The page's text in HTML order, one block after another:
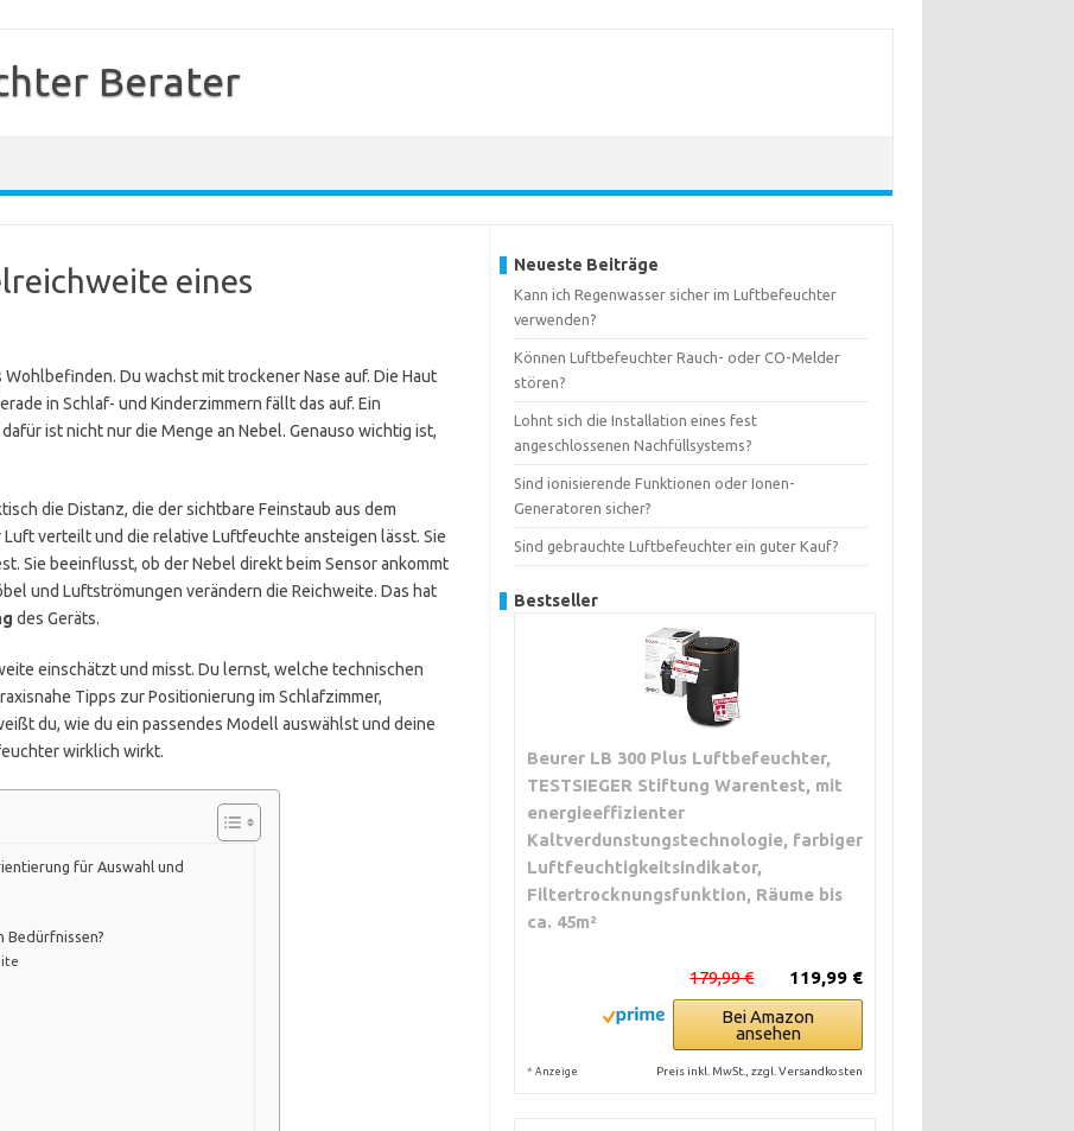
Berater
eines
Du wachst mit trockener Nase auf. Die Haut
in Schlaf- und Kinderzimmern fällt das auf. Ein
ist nicht nur die Menge an Nebel. Genauso wichtig ist,
die Distanz, die der sichtbare Feinstaub aus dem
verteilt und die relative Luftfeuchte ansteigen lässt. Sie
Sie beeinflusst, ob der Nebel direkt beim Sensor ankommt
und Luftströmungen verändern die Reichweite. Das hat
des Geräts.
einschätzt und misst. Du lernst, welche technischen
Tipps zur Positionierung im Schlafzimmer,
du, wie du ein passendes Modell auswählst und deine
wirklich wirkt.
für Auswahl und
Bedürfnissen?
Neueste Beiträge
Kann ich Regenwasser sicher im Luftbefeuchter
verwenden?
Können Luftbefeuchter Rauch- oder CO-Melder
stören?
Lohnt sich die Installation eines fest
angeschlossenen Nachfüllsystems?
Sind ionisierende Funktionen oder Ionen-
Generatoren sicher?
Sind gebrauchte Luftbefeuchter ein guter Kauf?
Bestseller
Beurer LB 300 Plus Luftbefeuchter,
TESTSIEGER Stiftung Warentest, mit
energieeffizienter
Kaltverdunstungstechnologie, farbiger
Luftfeuchtigkeitsindikator,
Filtertrocknungsfunktion, Räume bis
ca. 45m²
119,99 €
179,99 €
Bei Amazon
ansehen
* Anzeige Preis inkl. MwSt., zzgl. Versandkosten